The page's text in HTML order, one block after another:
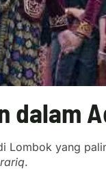
dalam
Lombok yang
.